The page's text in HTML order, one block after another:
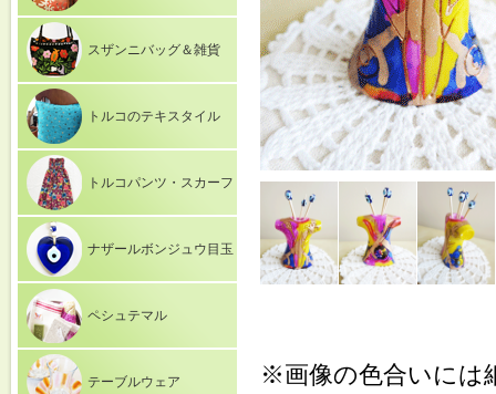
スザンニバッグ＆雑貨
トルコのテキスタイル
トルコパンツ・スカーフ
ナザールボンジュウ目玉
ペシュテマル
テーブルウェア
※画像の色合いには